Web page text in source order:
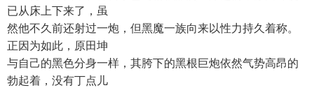
已从床上下来了，虽
然他不久前还射过一炮，但黑魔一族向来以性力持久着称。
正因为如此，原田坤
与自己的黑色分身一样，其胯下的黑根巨炮依然气势高昂的
勃起着，没有丁点儿